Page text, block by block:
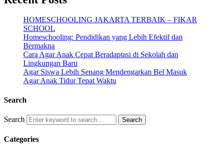
HOMESCHOOLING JAKARTA TERBAIK – FIKAR
SCHOOL
Homeschooling: Pendidikan yang Lebih Efektif dan
Bermakna
Cara Agar Anak Cepat Beradaptasi di Sekolah dan
Lingkungan Baru
Agar Siswa Lebih Senang Mendengarkan Bel Masuk
Agar Anak Tidur Tepat Waktu
Search
Search
Categories